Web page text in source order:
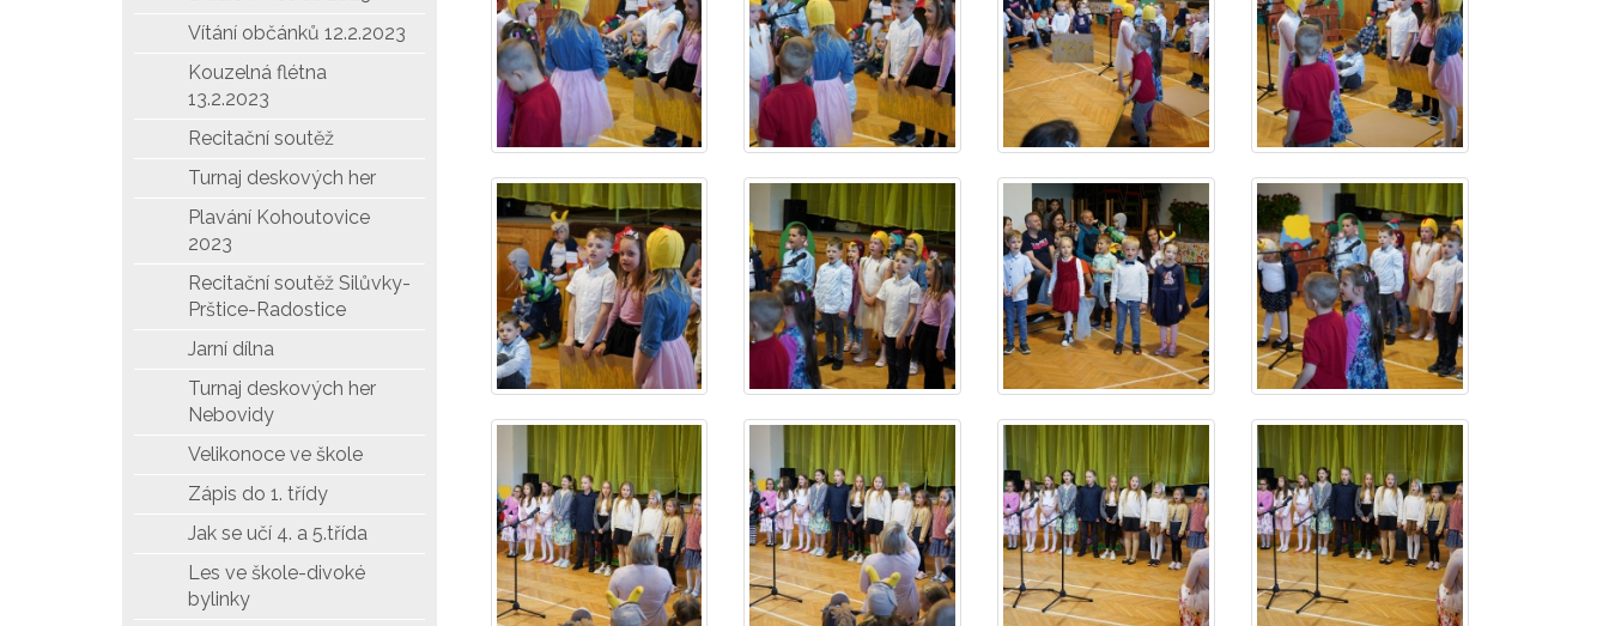
Vítání občánků 12.2.2023
Kouzelná flétna
13.2.2023
Recitační soutěž
Turnaj deskových her
Plavání Kohoutovice
2023
Recitační soutěž Silůvky-
Prštice-Radostice
Jarní dílna
Turnaj deskových her
Nebovidy
Velikonoce ve škole
Zápis do 1. třídy
Jak se učí 4. a 5.třída
Les ve škole-divoké
bylinky